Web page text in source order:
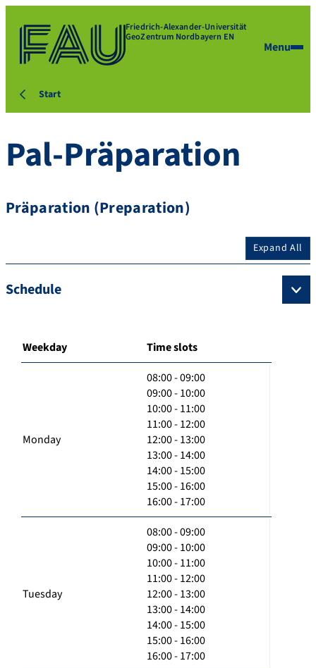
Friedrich-Alexander-Universität
GeoZentrum Nordbayern EN
Menu
Start
Pal-Präparation
Präparation (Preparation)
Expand All
Schedule
Weekday Time slots
Monday
08:00 - 09:00
09:00 - 10:00
10:00 - 11:00
11:00 - 12:00
12:00 - 13:00
13:00 - 14:00
14:00 - 15:00
15:00 - 16:00
16:00 - 17:00
Tuesday
08:00 - 09:00
09:00 - 10:00
10:00 - 11:00
11:00 - 12:00
12:00 - 13:00
13:00 - 14:00
14:00 - 15:00
15:00 - 16:00
16:00 - 17:00